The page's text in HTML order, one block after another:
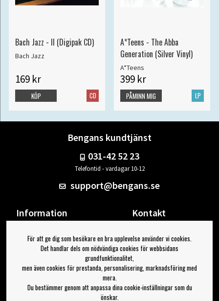
Bach Jazz - II (Digipak CD)
Bach Jazz
169 kr
CD
KÖP
A*Teens - The Abba
Generation (Silver Vinyl)
A*Teens
399 kr
LP
PÅMINN MIG
Bengans kundtjänst
031-42 52 23
Telefontid - vardagar 10-12
support@bengans.se
Information
Om Bengans
FAQ / Köp- & Leveransvillkor
Kontakt
Din sida
Logga ut
Jag vill ha tips från Bengans
För att ge dig som besökare en bra upplevelse använder vi cookies.
Det handlar dels om nödvändiga cookies för webbsidans
grundfunktionalitet,
men även cookies för prestanda, personalisering, marknadsföring med
mera.
Du bestämmer genom att anpassa dina cookie-inställningar som du
önskar.